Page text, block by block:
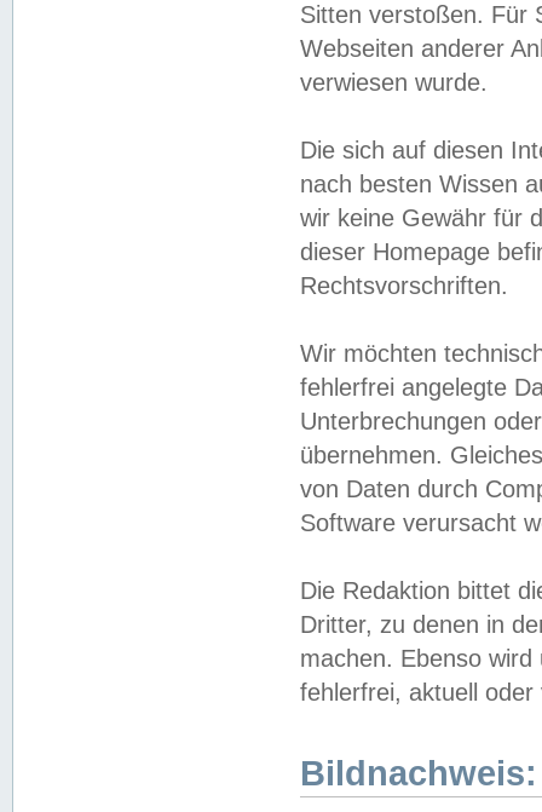
Sitten verstoßen. Für
Webseiten anderer
verwiesen wurde.
Die sich auf diesen
nach besten Wissen
wir keine Gewähr für
dieser Homepage
Rechtsvorschriften.
Wir möchten
fehlerfrei angelegte
Unterbrechungen
übernehmen.
von Daten durch
Software verursacht
Die Redaktion bittet
Dritter, zu denen in
machen. Ebenso
fehlerfrei, aktuell oder
Bildnachweis: